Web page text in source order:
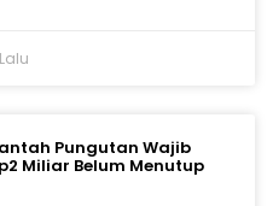
Pungutan Wajib
Miliar Belum Menutup